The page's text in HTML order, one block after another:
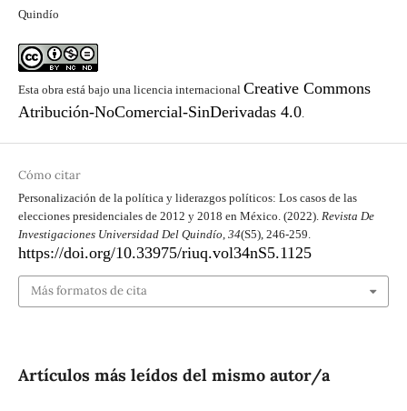
Quindío
Esta obra está bajo una licencia internacional Creative Commons
Atribución-NoComercial-SinDerivadas 4.0.
Cómo citar
Personalización de la política y liderazgos políticos: Los casos de las
elecciones presidenciales de 2012 y 2018 en México. (2022). Revista De
Investigaciones Universidad Del Quindío, 34(S5), 246-259.
https://doi.org/10.33975/riuq.vol34nS5.1125
Más formatos de cita
Artículos más leídos del mismo autor/a